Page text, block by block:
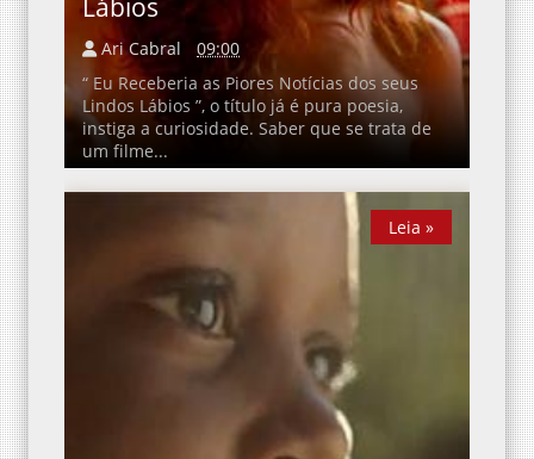
Lábios
Ari Cabral
09:00
“ Eu Receberia as Piores Notícias dos seus
Lindos Lábios ”, o título já é pura poesia,
instiga a curiosidade. Saber que se trata de
um filme...
Leia »
Leia »